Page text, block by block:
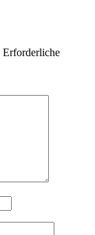
Erforderliche